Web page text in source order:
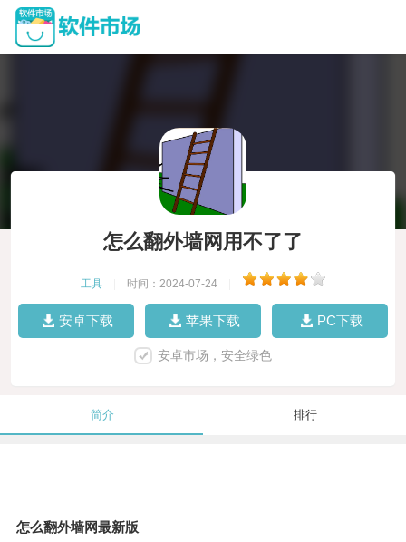
怎么翻外墙网用不了了
工具 时间：2024-07-24
安卓下载 苹果下载 PC下载
安卓市场，安全绿色
简介 排行
怎么翻外墙网最新版